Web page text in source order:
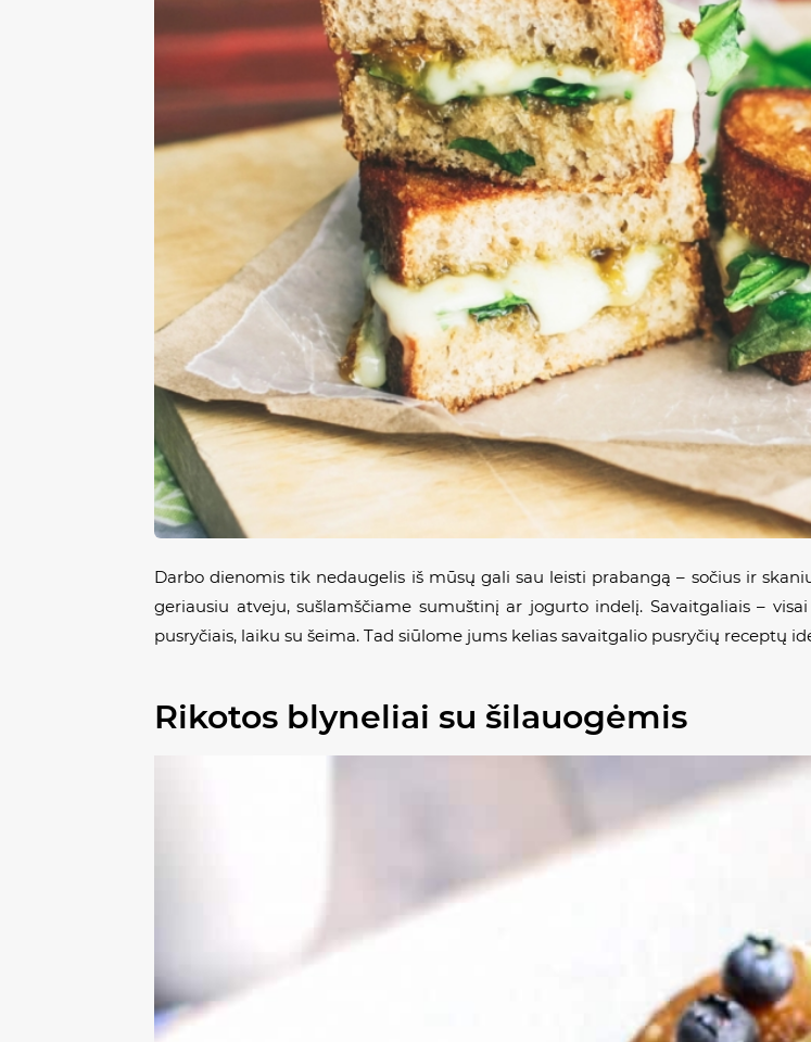
Darbo dienomis tik nedaugelis iš mūsų gali sau leisti prabangą – sočius ir
geriausiu atveju, sušlamščiame sumuštinį ar jogurto indelį. Savaitgaliais –
pusryčiais, laiku su šeima. Tad siūlome jums kelias savaitgalio pusryčių receptų
Rikotos blyneliai su šilauogėmis